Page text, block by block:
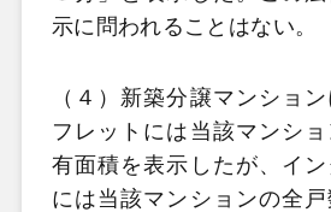
示に問われることはない。
（４）新築分譲マンショ
フレットには当該マンシ
有面積を表示したが、イ
には当該マンションの全